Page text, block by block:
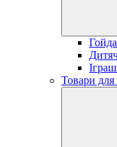
Товари для